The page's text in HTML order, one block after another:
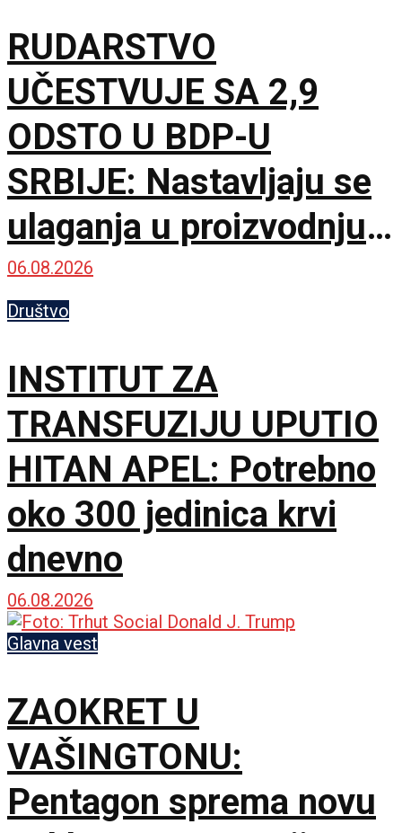
RUDARSTVO
UČESTVUJE SA 2,9
ODSTO U BDP-U
SRBIJE: Nastavljaju se
ulaganja u proizvodnju
uglja
06.08.2026
Društvo
INSTITUT ZA
TRANSFUZIJU UPUTIO
HITAN APEL: Potrebno
oko 300 jedinica krvi
dnevno
06.08.2026
Glavna vest
ZAOKRET U
VAŠINGTONU:
Pentagon sprema novu